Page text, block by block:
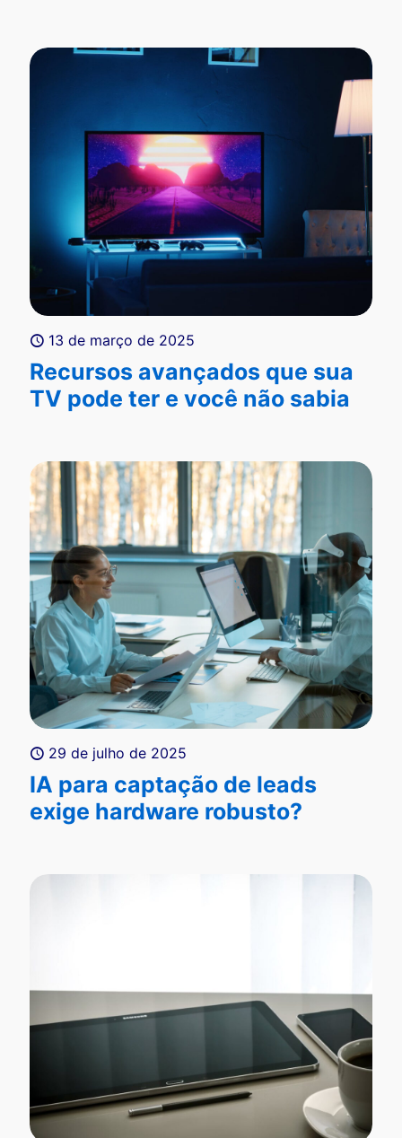
13 de março de 2025
Recursos avançados que sua
TV pode ter e você não sabia
29 de julho de 2025
IA para captação de leads
exige hardware robusto?